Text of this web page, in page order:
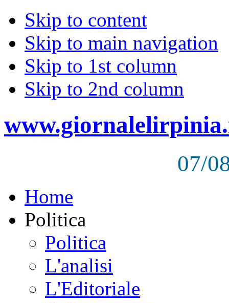
Skip to content
Skip to main navigation
Skip to 1st column
Skip to 2nd column
07/
Home
Politica
Politica
L'analisi
L'Editoriale